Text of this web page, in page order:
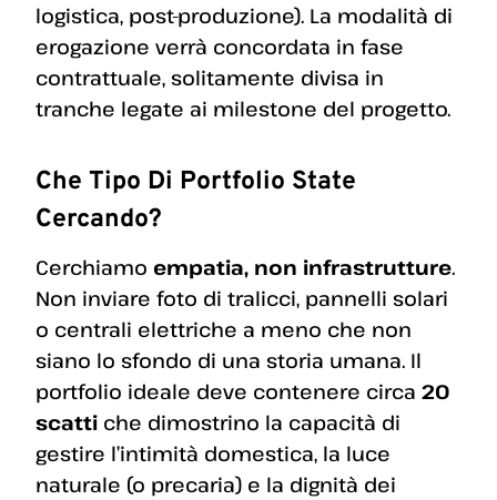
logistica, post-produzione). La modalità di
erogazione verrà concordata in fase
contrattuale, solitamente divisa in
tranche legate ai milestone del progetto.
Che Tipo Di Portfolio State
Cercando?
Cerchiamo empatia, non infrastrutture.
Non inviare foto di tralicci, pannelli solari
o centrali elettriche a meno che non
siano lo sfondo di una storia umana. Il
portfolio ideale deve contenere circa 20
scatti che dimostrino la capacità di
gestire l’intimità domestica, la luce
naturale (o precaria) e la dignità dei